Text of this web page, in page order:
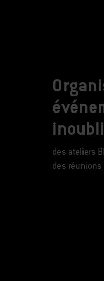
des ateliers
des réunions